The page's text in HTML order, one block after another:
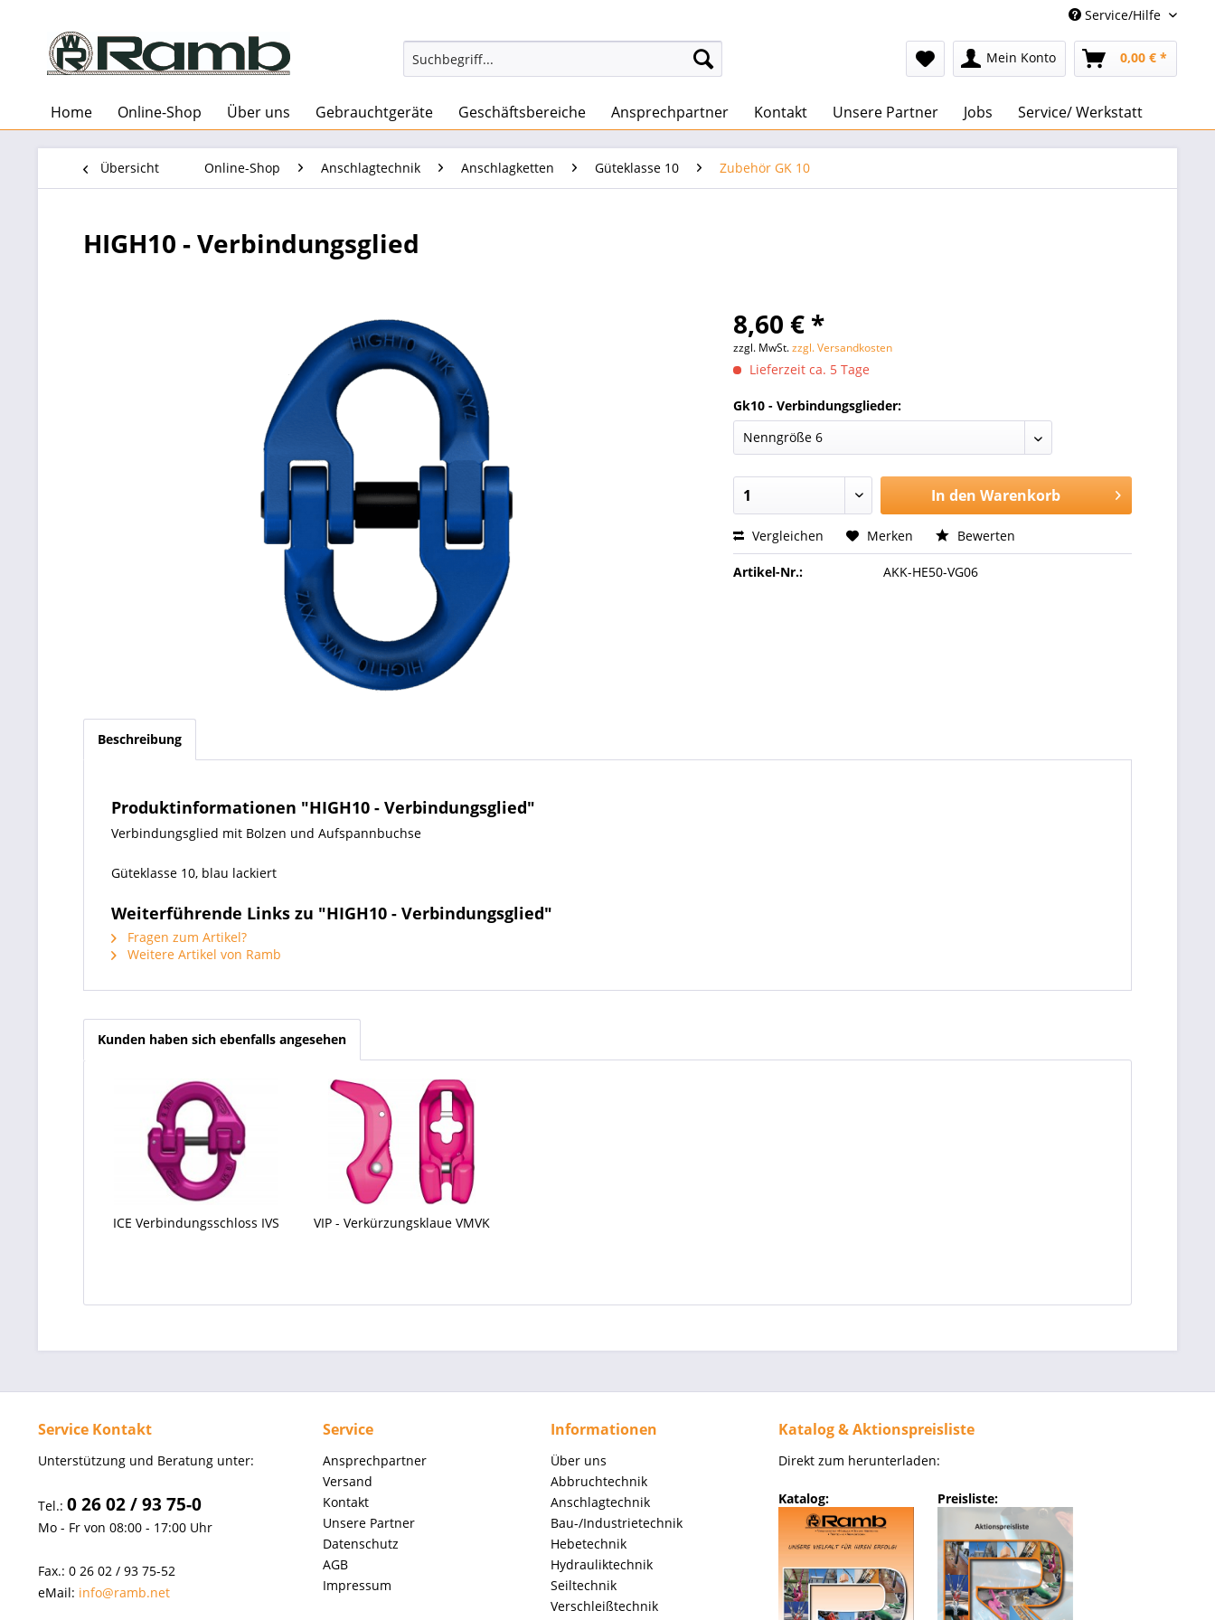
Service/Hilfe
Mein Konto 0,00 € *
Home Online-Shop Über uns Gebrauchtgeräte Geschäftsbereiche Ansprechpartner Kontakt Unsere Partner Jobs Service/ Werkstatt
Übersicht Online-Shop Anschlagtechnik Anschlagketten Güteklasse 10 Zubehör GK 10
HIGH10 - Verbindungsglied
8,60 € *
zzgl. MwSt.zzgl. Versandkosten
Lieferzeit ca. 5 Tage
Gk10 - Verbindungsglieder:
In den Warenkorb
Vergleichen Merken Bewerten
Artikel-Nr.: AKK-HE50-VG06
Beschreibung
Produktinformationen "HIGH10 - Verbindungsglied"
Verbindungsglied mit Bolzen und Aufspannbuchse
Güteklasse 10, blau lackiert
Weiterführende Links zu "HIGH10 - Verbindungsglied"
Fragen zum Artikel?
Weitere Artikel von Ramb
Kunden haben sich ebenfalls angesehen
ICE Verbindungsschloss IVS VIP - Verkürzungsklaue VMVK
Service Kontakt
Unterstützung und Beratung unter:
Tel.: 0 26 02 / 93 75-0
Mo - Fr von 08:00 - 17:00 Uhr
Fax.: 0 26 02 / 93 75-52
eMail: info@ramb.net
Service
Ansprechpartner
Versand
Kontakt
Unsere Partner
Datenschutz
AGB
Impressum
Informationen
Über uns
Abbruchtechnik
Anschlagtechnik
Bau-/Industrietechnik
Hebetechnik
Hydrauliktechnik
Seiltechnik
Verschleißtechnik
Katalog & Aktionspreisliste
Direkt zum herunterladen:
Katalog: Preisliste: